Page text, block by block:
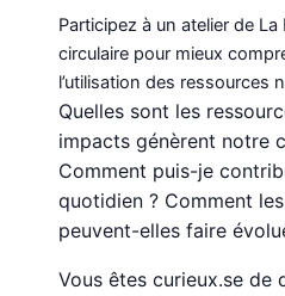
Participez à un atelier de La
circulaire pour mieux
l’utilisation des ressources
Quelles sont les
impacts génèrent notre
Comment puis-je
quotidien ? Comment
peuvent-elles faire
Vous êtes curieux.se de